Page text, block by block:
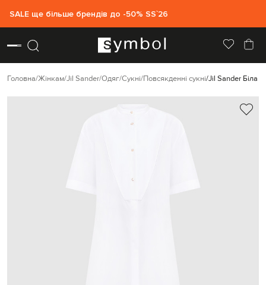
SALE ще більше брендів до -50% SS`26
Головна Жінкам Jil Sander Одяг Сукні Повсякденні сукні Jil Sander Біла